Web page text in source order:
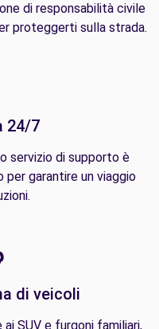
di responsabilità civile
proteggerti sulla strada.
24/7
servizio di supporto è
per garantire un viaggio
di veicoli
SUV e furgoni familiari,